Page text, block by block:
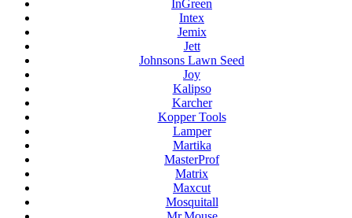
InGreen
Intex
Jemix
Jett
Johnsons Lawn Seed
Joy
Kalipso
Karcher
Kopper Tools
Lamper
Martika
MasterProf
Matrix
Maxcut
Mosquitall